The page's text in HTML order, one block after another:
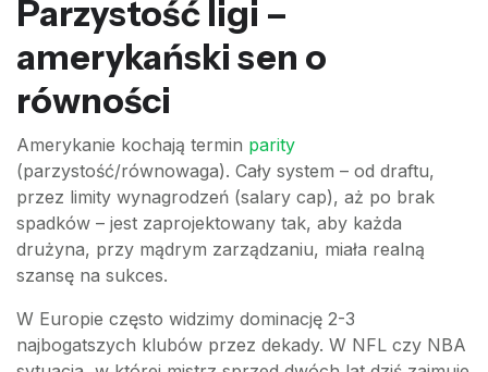
Parzystość ligi –
amerykański sen o
równości
Amerykanie kochają termin parity
(parzystość/równowaga). Cały system – od draftu,
przez limity wynagrodzeń (salary cap), aż po brak
spadków – jest zaprojektowany tak, aby każda
drużyna, przy mądrym zarządzaniu, miała realną
szansę na sukces.
W Europie często widzimy dominację 2-3
najbogatszych klubów przez dekady. W NFL czy NBA